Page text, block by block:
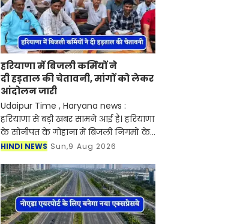
हरियाणा में बिजली कर्मियों ने
दी हड़ताल की चेतावनी, मांगों को लेकर
आंदोलन जारी
Udaipur Time , Haryana news :
हरियाणा से बड़ी खबर सामने आई है। हरियाणा
के सोनीपत के गोहाना में बिजली निगमों के
निजीकरण के विरोध में कर्मचारियों का
बता दें की बिजली
HINDI NEWS Sun,9 Aug 2026